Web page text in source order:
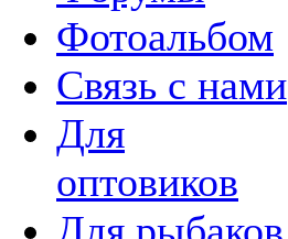
Фотоальбом
Связь с нами
Для
оптовиков